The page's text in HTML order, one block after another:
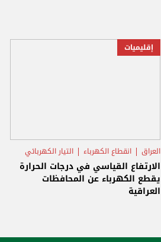
إقليميات
العراق انقطاع الكهرباء التيار الكهربائي
الارتفاع القياسي في درجات الحرارة
يقطع الكهرباء عن المحافظات
العراقية